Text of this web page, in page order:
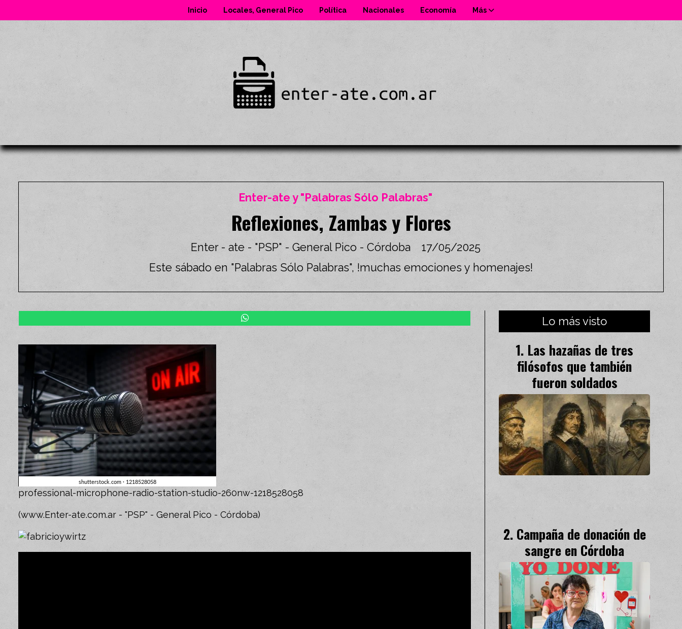
Inicio Locales, General Pico Política Nacionales Economía Más
Reflexiones, Zambas y Flores
Este sábado en "Palabras Sólo Palabras", !muchas emociones y homenajes!
Enter-ate y "Palabras Sólo Palabras"
17/05/2025
Enter - ate - "PSP" - General Pico - Córdoba
professional-microphone-radio-station-studio-260nw-1218528058
(www.Enter-ate.com.ar - "PSP" - General Pico - Córdoba)
Lo más visto
Las hazañas de tres
filósofos que también
fueron soldados
Campaña de donación de
sangre en Córdoba